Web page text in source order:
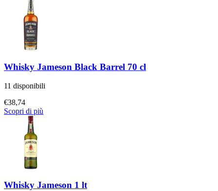
Whisky Jameson Black Barrel 70 cl
11 disponibili
€38,74
Scopri di più
Whisky Jameson 1 lt